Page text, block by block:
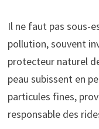
Il ne faut pas sous-
pollution, souvent
protecteur naturel
peau subissent en
particules fines,
responsable des